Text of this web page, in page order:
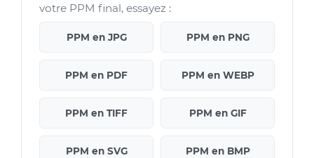
votre PPM final, essayez :
PPM en JPG PPM en PNG
PPM en PDF PPM en WEBP
PPM en TIFF PPM en GIF
PPM en SVG PPM en BMP